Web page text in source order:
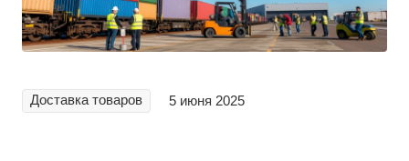
Доставка товаров 5 июня 2025